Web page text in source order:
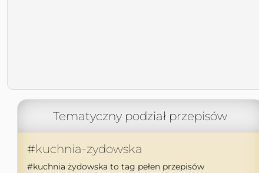
Tematyczny podział przepisów
#kuchnia-zydowska
#kuchnia żydowska to tag pełen przepisów